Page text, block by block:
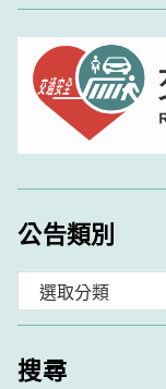
公告類別
類
搜尋